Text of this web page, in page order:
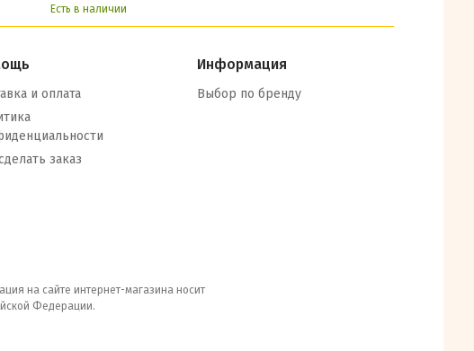
Есть в наличии
и оплата
заказ
Информация
Выбор по бренду
на сайте интернет-магазина носит
Федерации.